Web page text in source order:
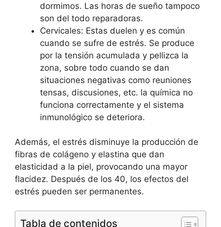
dormimos. Las horas de sueño tampoco
son del todo reparadoras.
Cervicales: Estas duelen y es común
cuando se sufre de estrés. Se produce
por la tensión acumulada y pellizca la
zona, sobre todo cuando se dan
situaciones negativas como reuniones
tensas, discusiones, etc. la química no
funciona correctamente y el sistema
inmunológico se deteriora.
Además, el estrés disminuye la producción de
fibras de colágeno y elastina que dan
elasticidad a la piel, provocando una mayor
flacidez. Después de los 40, los efectos del
estrés pueden ser permanentes.
Tabla de contenidos